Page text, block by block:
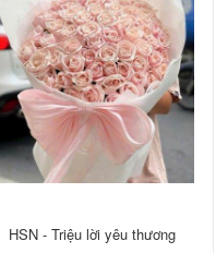
HSN - Triệu lời yêu thương